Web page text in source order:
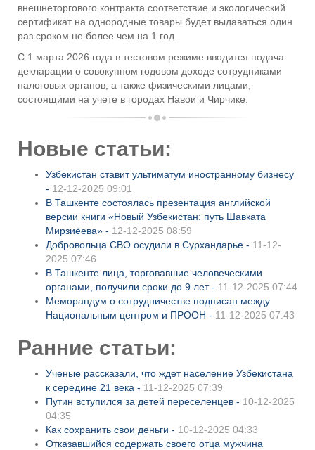
внешнеторгового контракта соответствие и экологический
сертификат на однородные товары будет выдаваться один
раз сроком не более чем на 1 год.
С 1 марта 2026 года в тестовом режиме вводится подача
декларации о совокупном годовом доходе сотрудниками
налоговых органов, а также физическими лицами,
состоящими на учете в городах Навои и Чирчике.
Новые статьи:
Узбекистан ставит ультиматум иностранному бизнесу
- 12-12-2025 09:01
В Ташкенте состоялась презентация английской
версии книги «Новый Узбекистан: путь Шавката
Мирзиёева» - 12-12-2025 08:59
Добровольца СВО осудили в Сурхандарье - 11-12-
2025 07:46
В Ташкенте лица, торговавшие человеческими
органами, получили сроки до 9 лет - 11-12-2025 07:44
Меморандум о сотрудничестве подписан между
Национальным центром и ПРООН - 11-12-2025 07:43
Ранние статьи:
Ученые рассказали, что ждет население Узбекистана
к середине 21 века - 11-12-2025 07:39
Путин вступился за детей переселенцев - 10-12-2025
04:35
Как сохранить свои деньги - 10-12-2025 04:33
Отказавшийся содержать своего отца мужчина